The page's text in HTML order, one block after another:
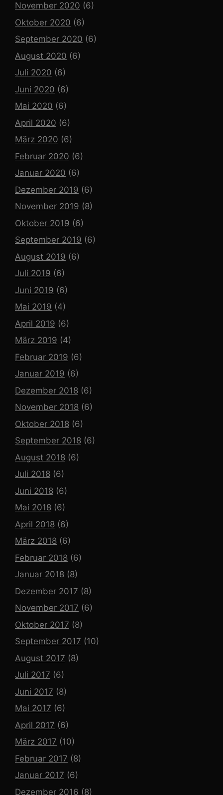
November 2020 (6)
Oktober 2020 (6)
September 2020 (6)
August 2020 (6)
Juli 2020 (6)
Juni 2020 (6)
Mai 2020 (6)
April 2020 (6)
März 2020 (6)
Februar 2020 (6)
Januar 2020 (6)
Dezember 2019 (6)
November 2019 (8)
Oktober 2019 (6)
September 2019 (6)
August 2019 (6)
Juli 2019 (6)
Juni 2019 (6)
Mai 2019 (4)
April 2019 (6)
März 2019 (4)
Februar 2019 (6)
Januar 2019 (6)
Dezember 2018 (6)
November 2018 (6)
Oktober 2018 (6)
September 2018 (6)
August 2018 (6)
Juli 2018 (6)
Juni 2018 (6)
Mai 2018 (6)
April 2018 (6)
März 2018 (6)
Februar 2018 (6)
Januar 2018 (8)
Dezember 2017 (8)
November 2017 (6)
Oktober 2017 (8)
September 2017 (10)
August 2017 (8)
Juli 2017 (6)
Juni 2017 (8)
Mai 2017 (6)
April 2017 (6)
März 2017 (10)
Februar 2017 (8)
Januar 2017 (6)
Dezember 2016 (8)